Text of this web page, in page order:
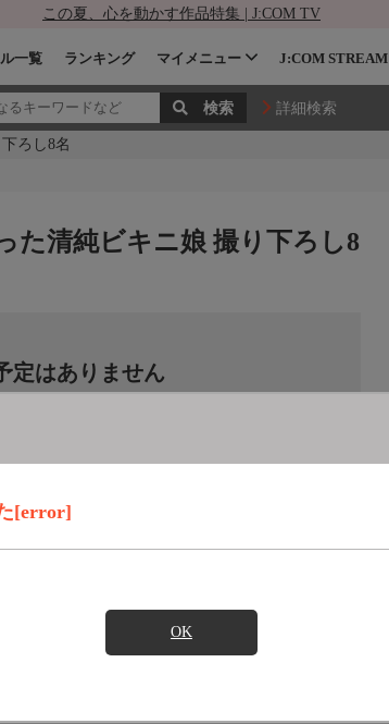
この夏、心を動かす作品特集 | J:COM TV
一覧 ランキング マイメニュー J:COM STREAM
詳細検索
ろし8名
[error]
OK
た清純ビキニ娘 撮り下ろし8
定はありません